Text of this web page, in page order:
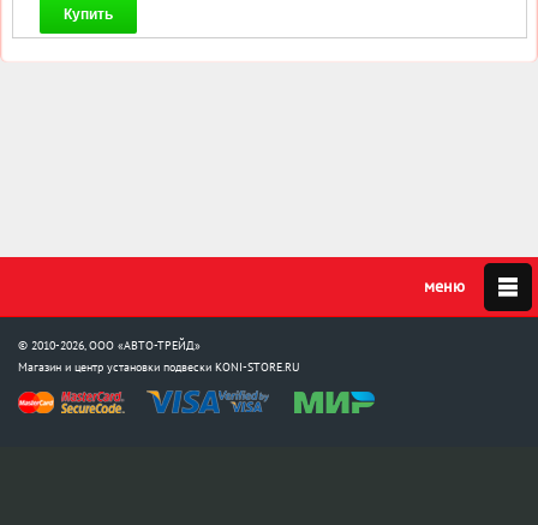
Купить
© 2010-2026, ООО «АВТО-ТРЕЙД»
Магазин и центр установки подвески KONI-STORE.RU